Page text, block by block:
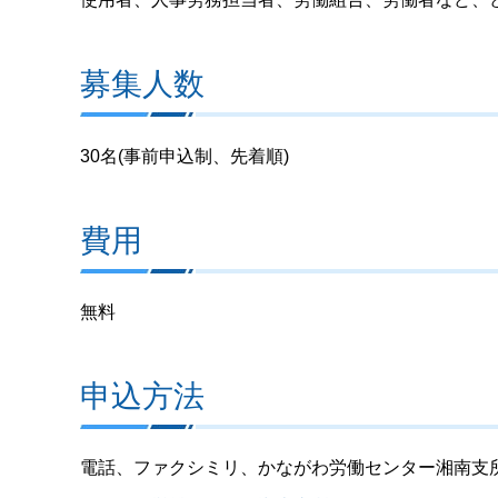
募集人数
30名(事前申込制、先着順)
費用
無料
申込方法
電話、ファクシミリ、かながわ労働センター湘南支